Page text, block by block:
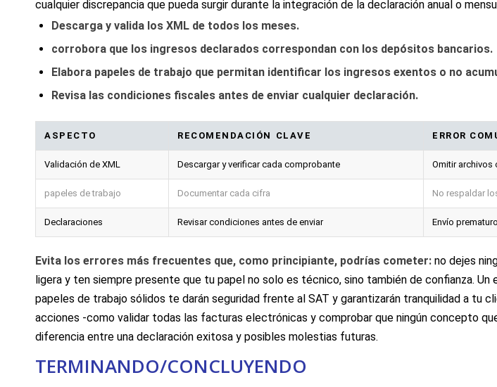
cualquier discrepancia que⁣ pueda surgir⁣ durante la integración de ‌la declaración anual o
Descarga y valida los XML de todos los meses.
corrobora que los ingresos declarados correspondan con los ‌depósitos bancarios.
Elabora ‌papeles de trabajo ⁣que ​permitan‌ identificar ​los ingresos exentos‌ o no
Revisa las condiciones fiscales antes de enviar cualquier declaración.
ASPECTO RECOMENDACIÓN ⁣CLAVE ERROR​
Validación de XML Descargar y verificar cada comprobante Omitir archivos
papeles de trabajo Documentar‍ cada cifra No respaldar
Declaraciones Revisar condiciones antes de‌ enviar Envío
Evita los errores más frecuentes ⁢que, como principiante, podrías cometer: ‍no dejes
ligera y ten siempre presente que tu⁢ papel ‌no solo es​ técnico, sino también de confianza. Un‌
papeles de trabajo sólidos te darán seguridad frente al SAT ⁤y garantizarán tranquilidad a tu
acciones -como validar ⁣todas las facturas electrónicas y comprobar que ningún concepto
diferencia entre una declaración exitosa y ⁤posibles⁤ molestias futuras.
TERMINANDO/CONCLUYENDO